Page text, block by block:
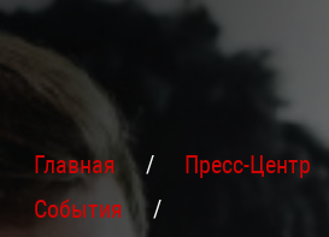
Главная
Пресс-Центр
События